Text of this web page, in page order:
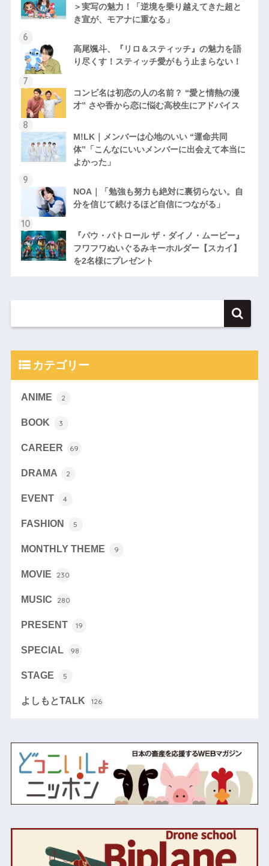
＞実写の魅力！「逆境を乗り越えてきた超と
き宣が、モアナに重なる」
高尾颯斗、『リロ＆スティッチ』の魅力を語
り尽くす！スティッチ愛がもう止まらない！
コンビ名は初恋の人の名前？ “愛と情熱の漫
才” さや香から恋に悩む高校生にアドバイス
M!LK｜メンバーは心地のいい “運命共同
体”「こんなにいいメンバーに出会えて本当に
よかった」
NOA｜「勉強も努力も絶対に裏切らない。自
分を信じて続けるほど自信につながる」
『パウ・パトロール ザ・ダイノ・ムービー』
フワフワぬいぐるみキーホルダー【スカイ】
を2名様にプレゼント
カテゴリー
ANIME 2
BOOK 3
CAREER 69
DRAMA 2
EVENT 4
FASHION 5
MONTHLY THEME 9
MOVIE 230
MUSIC 280
PRESENT 19
SPECIAL 98
STAGE 5
よしもとTALK 126